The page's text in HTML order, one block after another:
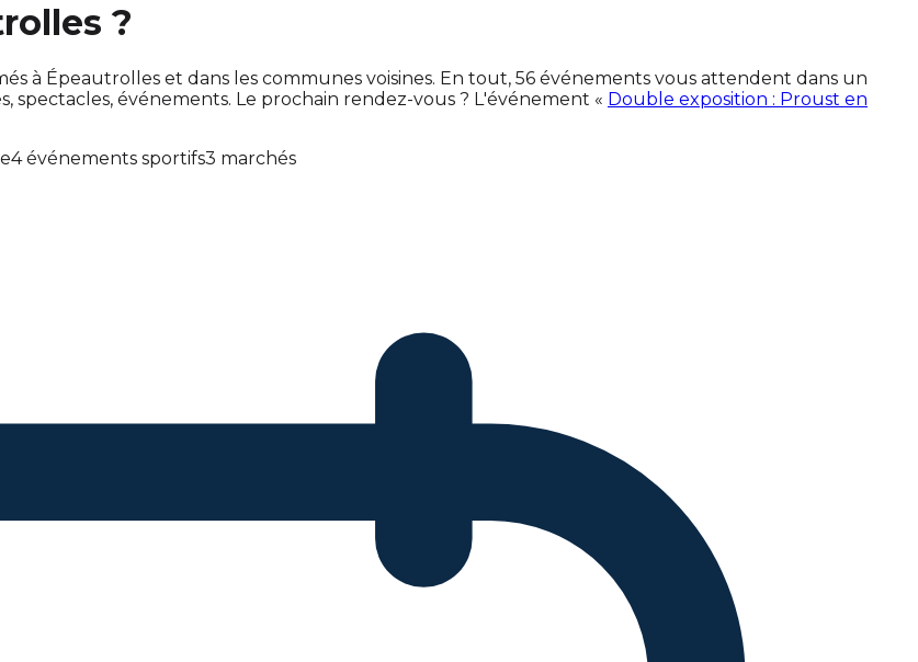
?
à Épeautrolles et dans les communes voisines. En tout, 56 événements vous attendent dans un
événements. Le prochain rendez-vous ? L'événement « Double exposition : Proust en
4 événements sportifs3 marchés